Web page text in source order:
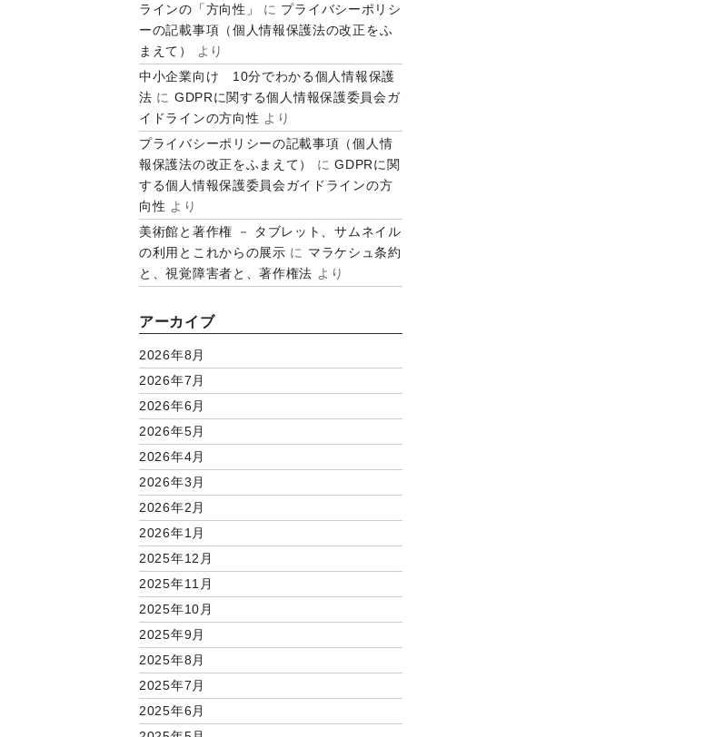
ラインの「方向性」
に プライバシーポリシ
ーの記載事項（個人情報保護法の改正をふ
まえて）
より
中小企業向け 10分でわかる個人情報保護
法 に GDPRに関する個人情報保護委員会ガ
イドラインの方向性 より
プライバシーポリシーの記載事項（個人情
報保護法の改正をふまえて）
にGDPRに関
する個人情報保護委員会ガイドラインの方
向性 より
美術館と著作権 － タブレット、サムネイル
の利用とこれからの展示 に マラケシュ条約
と、視覚障害者と、著作権法 より
アーカイブ
2026年8月
2026年7月
2026年6月
2026年5月
2026年4月
2026年3月
2026年2月
2026年1月
2025年12月
2025年11月
2025年10月
2025年9月
2025年8月
2025年7月
2025年6月